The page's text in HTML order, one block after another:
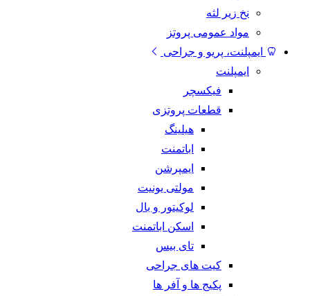
نخ زیر لثه
مواد عمومی پروتز
ایمپلنت، پریو و جراحی
ایمپلنت
فیکسچر
قطعات پروتزی
هیلینگ
اباتمنت
ایمپرشن
مولتی یونیت
لوکیتور و بال
اسکن اباتمنت
تای بیس
کیت های جراحی
پکیج ها و آفر ها